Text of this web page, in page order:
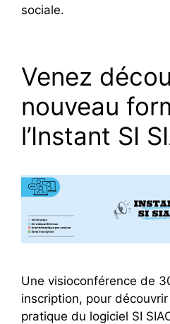
sociale.
Venez
nouveau
l’Instant SI
Une visioconférence de
inscription, pour
pratique du logiciel SI